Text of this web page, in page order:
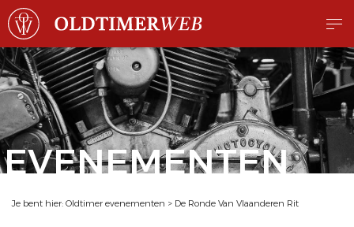
EVENEMENTEN
Je bent hier: Oldtimer evenementen > De Ronde Van Vlaanderen Rit